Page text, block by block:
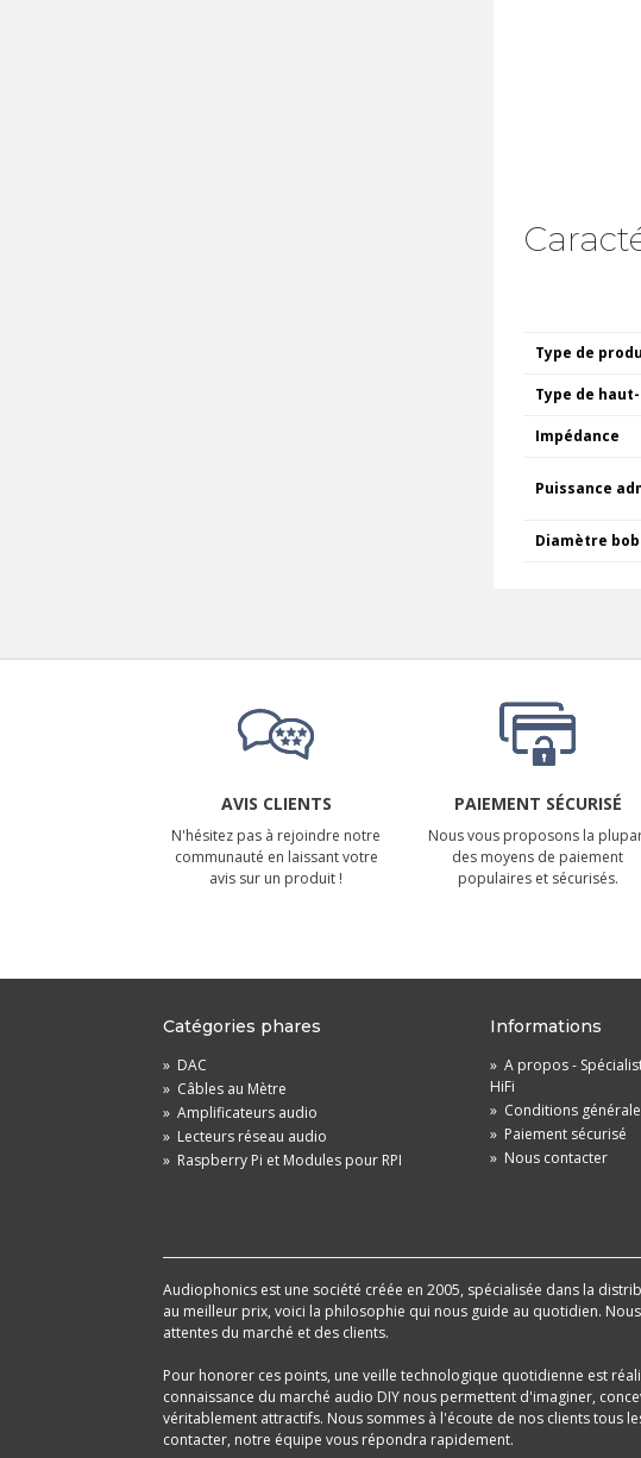
Type de
Type de
Impédance
Puissance
Diamètre
AVIS CLIENTS
N'hésitez pas à rejoindre notre
communauté en laissant votre
avis sur un produit !
PAIEMENT SÉCURISÉ
Nous vous proposons la
des moyens de paiement
populaires et sécurisés.
Catégories phares
» DAC
» Câbles au Mètre
» Amplificateurs audio
» Lecteurs réseau audio
» Raspberry Pi et Modules pour RPI
Informations
» A propos -
HiFi
» Conditions
» Paiement sécurisé
» Nous contacter
Audiophonics est une société créée en 2005, spécialisée dans la
au meilleur prix, voici la philosophie qui nous guide au quotidien.
attentes du marché et des clients.
Pour honorer ces points, une veille technologique quotidienne est
connaissance du marché audio DIY nous permettent d'imaginer,
véritablement attractifs. Nous sommes à l'écoute de nos clients tous
contacter, notre équipe vous répondra rapidement.